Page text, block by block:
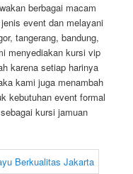
berbagai macam
event dan melayani
tangerang, bandung,
menyediakan kursi vip
karena setiap harinya
kami juga menambah
kebutuhan event formal
kursi jamuan